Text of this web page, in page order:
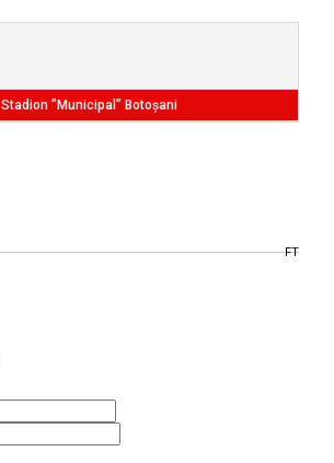
Stadion ”Municipal” Botoșani
FT